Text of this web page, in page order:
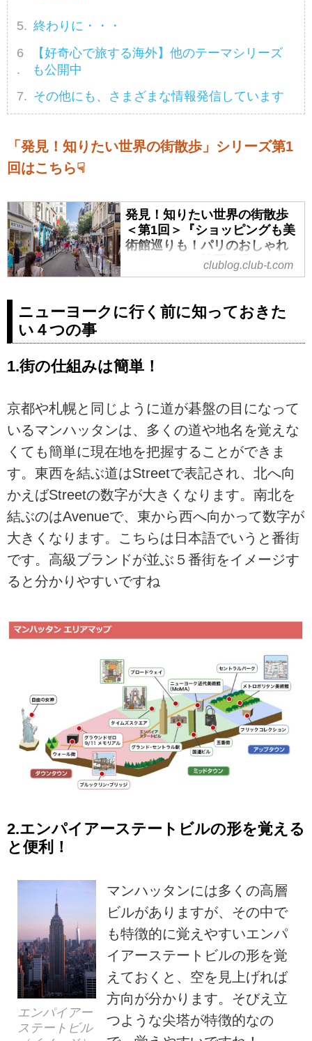
終わりに・・・
【好奇心で旅する海外】他のテーマシリーズ
も公開中
その他にも、さまざまな情報発信しています
「発見！知りたい世界の街散歩」シリーズ第1
回はこちら☟
発見！知りたい世界の街散歩
＜第1回＞『ショッピングも美
術館巡りも！パリのおしゃれ
エリア・マレ地区で過ごす１
日』【好奇心で旅する海外】
ログ ～スタッフブログ～｜ク
ラブツーリズム
海外旅行に行ったら、その国の空
気を存分に味わうために自由に街
歩きをしたい！という方も多いは
そんな皆様に旅行会社スタッフが
厳選した街歩きのおすすめスポッ
トをご紹介するシリーズがスター
トします！名付けて「発見！知り
たい世界の街散歩」。
第1回目は、フランスのパリにある
マレ地区です！
マレ地区でのおすすめの1日の過ご
し方を、モデルプランを通じてご
紹介していきます。
マレ地区ってどんな場所？
パリの主要観光地マップ（マレ地
clublog.club-t.com
ニューヨークに行く前に知っておきた
い４つの事
1.街の仕組みは簡単！
京都や札幌と同じように道が碁盤の目になって
いるマンハッタンは、多くの道や地名を覚えな
くても簡単に現在地を把握することができま
す。東西を結ぶ道はStreetで表記され、北へ向
かえばStreetの数字が大きくなります。南北を
結ぶのはAvenueで、東から西へ向かって数字が
大きくなります。こちらは日本語でいうと番街
です。高級ブランドが並ぶ５番街をイメージす
ると分かりやすいですね
2.エンパイアーステートビルの形を覚える
と便利！
エンパイアー
ステートビル
マンハッタンには多くの高層
ビルがありますが、その中で
も特徴的に覚えやすいエンパ
イアーステートビルの形を覚
えておくと、空を見上げれば
方向が分かります。そびえ立
つような尖塔が特徴的なの